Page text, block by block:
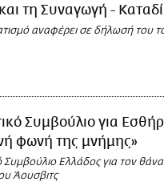
τη Συναγωγή -
αναφέρει σε δήλωσή του το
Συμβούλιο για
φωνή της μνήμης»
Συμβούλιο Ελλάδος για τον
Άουσβιτς